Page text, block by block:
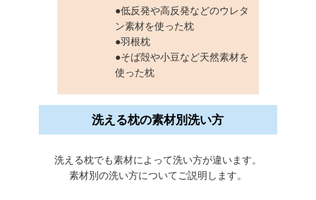
●低反発や高反発などのウレタ
ン素材を使った枕
●羽根枕
●そば殻や小豆など天然素材を
使った枕
洗える枕の素材別洗い方
洗える枕でも素材によって洗い方が違います。
素材別の洗い方についてご説明します。